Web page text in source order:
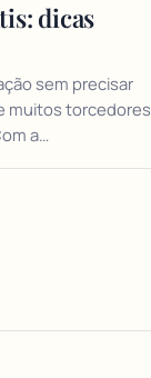
dicas
sem precisar
muitos torcedores
a…